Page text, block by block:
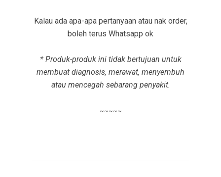
Kalau ada apa-apa pertanyaan atau nak order,
boleh terus Whatsapp ok
* Produk-produk ini tidak bertujuan untuk
membuat diagnosis, merawat, menyembuh
atau mencegah sebarang penyakit.
~~~~~